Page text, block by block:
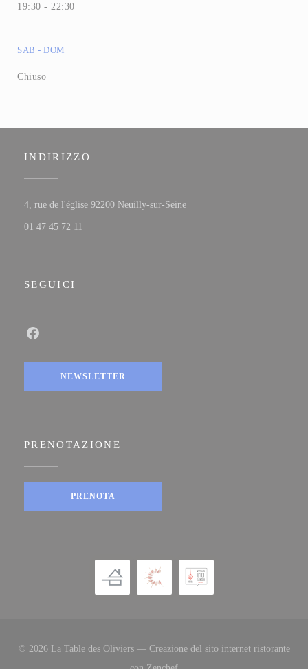
19:30 - 22:30
SAB - DOM
Chiuso
INDIRIZZO
4, rue de l'église 92200 Neuilly-sur-Seine((apre una nuova finestra))
01 47 45 72 11
SEGUICI
NEWSLETTER
PRENOTAZIONE
PRENOTA
© 2026 La Table des Oliviers — Creazione del sito internet ristorante